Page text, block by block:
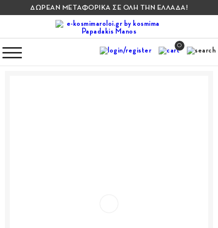
ΔΩΡΕΑΝ ΜΕΤΑΦΟΡΙΚΑ ΣΕ ΟΛΗ ΤΗΝ ΕΛΛΑΔΑ!
0